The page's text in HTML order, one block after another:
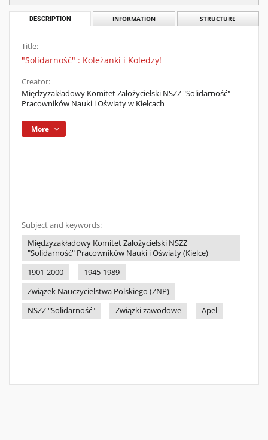
DESCRIPTION INFORMATION STRUCTURE
Title:
"Solidarność" : Koleżanki i Koledzy!
Creator:
Międzyzakładowy Komitet Założycielski NSZZ "Solidarność"
Pracowników Nauki i Oświaty w Kielcach
More
Subject and keywords:
Międzyzakładowy Komitet Założycielski NSZZ
"Solidarność" Pracowników Nauki i Oświaty (Kielce)
1901-2000
1945-1989
Związek Nauczycielstwa Polskiego (ZNP)
NSZZ "Solidarność"
Związki zawodowe Apel